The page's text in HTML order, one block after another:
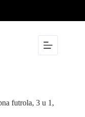
futrola, 3 u 1,